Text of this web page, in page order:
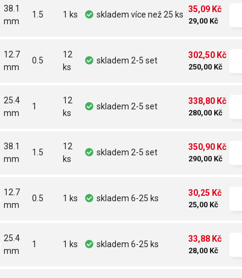
38.1
mm
1.5 1 ks skladem více než 25 ks
35,09 Kč
29,00 Kč
12.7
mm
0.5
12
ks
skladem 2-5 set
302,50 Kč
250,00 Kč
25.4
mm
1
12
ks
skladem 2-5 set
338,80 Kč
280,00 Kč
38.1
mm
1.5
12
ks
skladem 2-5 set
350,90 Kč
290,00 Kč
12.7
mm
0.5 1 ks skladem 6-25 ks
30,25 Kč
25,00 Kč
25.4
mm
1 1 ks skladem 6-25 ks
33,88 Kč
28,00 Kč